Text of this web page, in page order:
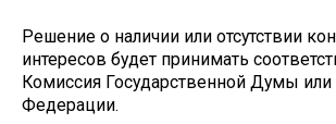
Решение о наличии или отсутствии
интересов будет принимать
Комиссия Государственной Думы или
Федерации.